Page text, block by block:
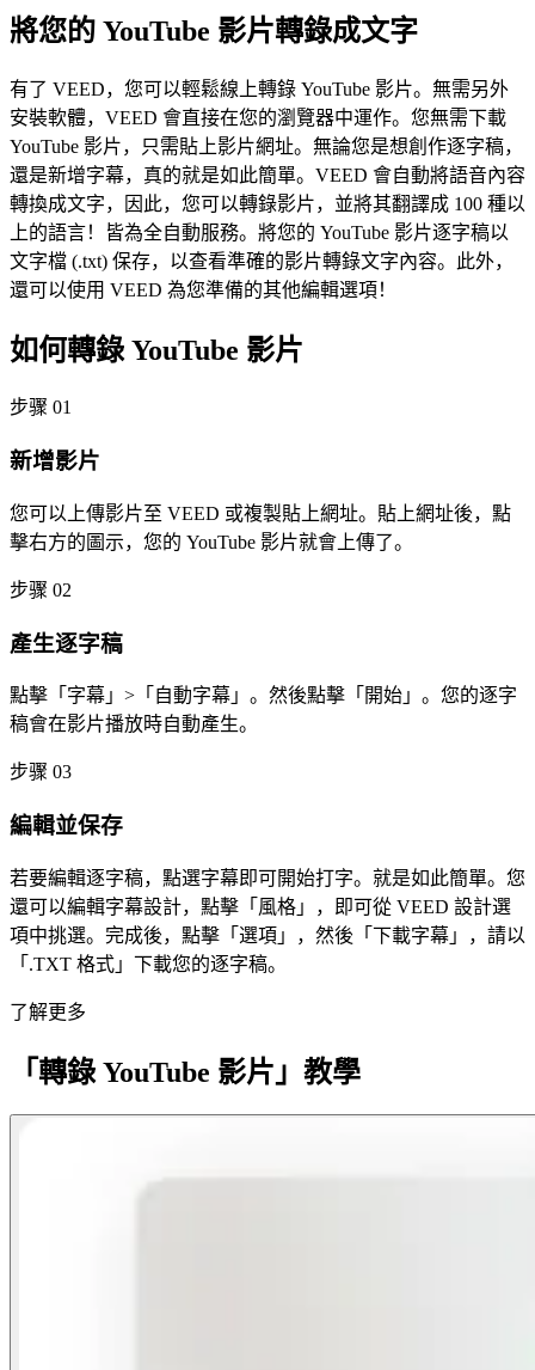
將您的 YouTube 影片轉錄成文字
有了 VEED，您可以輕鬆線上轉錄 YouTube 影片。無需另外
安裝軟體，VEED 會直接在您的瀏覽器中運作。您無需下載
YouTube 影片，只需貼上影片網址。無論您是想創作逐字稿，
還是新增字幕，真的就是如此簡單。VEED 會自動將語音內容
轉換成文字，因此，您可以轉錄影片，並將其翻譯成 100 種以
上的語言！皆為全自動服務。將您的 YouTube 影片逐字稿以
文字檔 (.txt) 保存，以查看準確的影片轉錄文字內容。此外，
還可以使用 VEED 為您準備的其他編輯選項！
如何轉錄 YouTube 影片
步骤 01
新增影片
您可以上傳影片至 VEED 或複製貼上網址。貼上網址後，點
擊右方的圖示，您的 YouTube 影片就會上傳了。
步骤 02
產生逐字稿
點擊「字幕」>「自動字幕」。然後點擊「開始」。您的逐字
稿會在影片播放時自動產生。
步骤 03
編輯並保存
若要編輯逐字稿，點選字幕即可開始打字。就是如此簡單。您
還可以編輯字幕設計，點擊「風格」，即可從 VEED 設計選
項中挑選。完成後，點擊「選項」，然後「下載字幕」，請以
「.TXT 格式」下載您的逐字稿。
了解更多
「轉錄 YouTube 影片」教學